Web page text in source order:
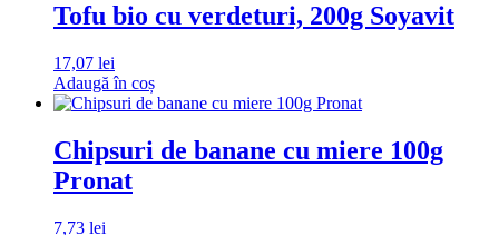
Tofu bio cu verdeturi, 200g Soyavit
17,07 lei
Adaugă în coș
Chipsuri de banane cu miere 100g
Pronat
7,73 lei